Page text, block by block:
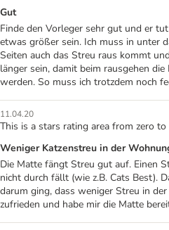
Gut
Finde den Vorleger sehr gut und er
etwas größer sein. Ich muss in unter
Seiten auch das Streu raus kommt
länger sein, damit beim rausgehen
werden. So muss ich trotzdem noch
11.04.20
This is a stars rating area from zero to
Weniger Katzenstreu in der
Die Matte fängt Streu gut auf. Einen
nicht durch fällt (wie z.B. Cats Best).
darum ging, dass weniger Streu in
zufrieden und habe mir die Matte